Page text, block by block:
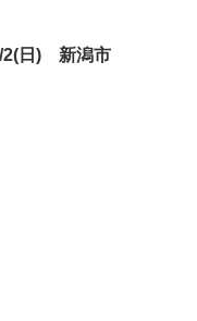
2(日) 新潟市